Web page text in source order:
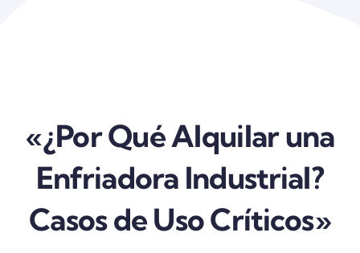
«¿Por Qué Alquilar una
Enfriadora Industrial?
Casos de Uso Críticos»